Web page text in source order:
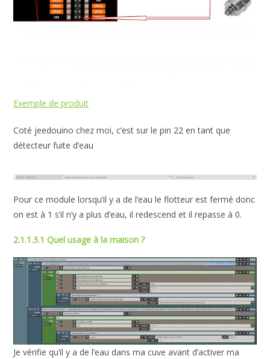
Exemple de produit
Coté jeedouino chez moi, c’est sur le pin 22 en tant que
détecteur fuite d’eau
Pour ce module lorsqu’il y a de l’eau le flotteur est fermé donc
on est à 1 s’il n’y a plus d’eau, il redescend et il repasse à 0.
2.1.1.3.1 Quel usage à la maison ?
Je vérifie qu’il y a de l’eau dans ma cuve avant d’activer ma